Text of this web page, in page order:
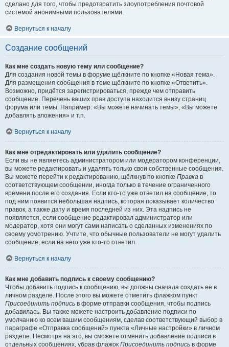
сделано для того, чтобы предотвратить злоупотребления почтовой
системой анонимными пользователями.
Вернуться к началу
Создание сообщений
Как мне создать новую тему или сообщение?
Для создания новой темы в форуме щёлкните по кнопке «Новая тема».
Для размещения сообщения в теме щёлкните по кнопке «Ответить».
Возможно, придётся зарегистрироваться, прежде чем отправить
сообщение. Перечень ваших прав доступа находится внизу страниц
форума или темы. Например: «Вы можете начинать темы», «Вы можете
добавлять вложения» и т.п.
Вернуться к началу
Как мне отредактировать или удалить сообщение?
Если вы не являетесь администратором или модератором конференции,
вы можете редактировать и удалять только свои собственные сообщения.
Вы можете перейти к редактированию, щёлкнув по кнопке Правка в
соответствующем сообщении, иногда только в течение ограниченного
времени после его создания. Если кто-то уже ответил на сообщение, то
под ним появится небольшая надпись, которая показывает количество
правок, а также дату и время последней из них. Эта надпись не
появляется, если сообщение редактировал администратор или
модератор, хотя они могут сами написать о сделанных изменениях по
своему усмотрению. Учтите, что обычные пользователи не могут удалить
сообщение, если на него уже кто-то ответил.
Вернуться к началу
Как мне добавить подпись к своему сообщению?
Чтобы добавить подпись к сообщению, вы должны сначала создать её в
личном разделе. После этого вы можете отметить флажком пункт
Присоединить подпись в форме отправки сообщения, чтобы подпись
добавилась. Вы также можете настроить добавление подписи по
умолчанию ко всем вашим сообщениям, сделав соответствующий выбор в
параграфе «Отправка сообщений» пункта «Личные настройки» в личном
разделе. Несмотря на это, вы сможете отменить добавление подписи в
отдельных сообщениях, убрав флажок Присоединить подпись в форме